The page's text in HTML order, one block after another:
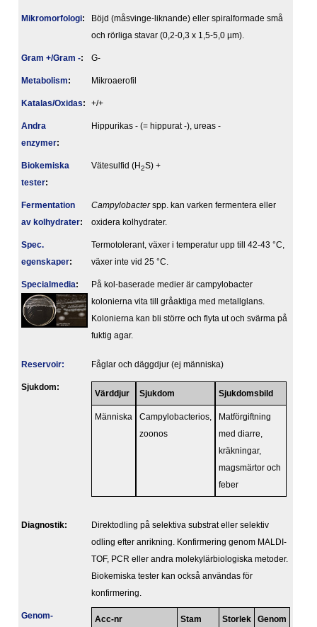
Mikromorfologi:
Böjd (måsvinge-liknande) eller spiralformade små
och rörliga stavar (0,2-0,3 x 1,5-5,0 µm).
Gram +/Gram -: G-
Metabolism: Mikroaerofil
Katalas/Oxidas: +/+
Andra
enzymer:
Hippurikas - (= hippurat -), ureas -
Biokemiska
tester:
Vätesulfid (H2S) +
Fermentation
av kolhydrater:
Campylobacterspp. kan varken fermentera eller
oxidera kolhydrater.
Spec.
egenskaper:
Termotolerant, växer i temperatur upp till 42-43 °C,
växer inte vid 25 °C.
Specialmedia:
På kol-baserade medier är campylobacter
kolonierna vita till gråaktiga med metallglans.
Kolonierna kan bli större och flyta ut och svärma på
fuktig agar.
Reservoir: Fåglar och däggdjur (ej människa)
Sjukdom:
Värddjur Sjukdom Sjukdomsbild
Människa
Campylobacterios,
zoonos
Matförgiftning
med diarre,
kräkningar,
magsmärtor och
feber
Diagnostik:
Direktodling på selektiva substrat eller selektiv
odling efter anrikning. Konfirmering genom MALDI-
TOF, PCR eller andra molekylärbiologiska metoder.
Biokemiska tester kan också användas för
konfirmering.
Genom­
Acc-nr Stam
Storlek
Genom